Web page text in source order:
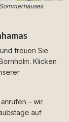
freuen Sie
Klicken
anrufen – wir
auf